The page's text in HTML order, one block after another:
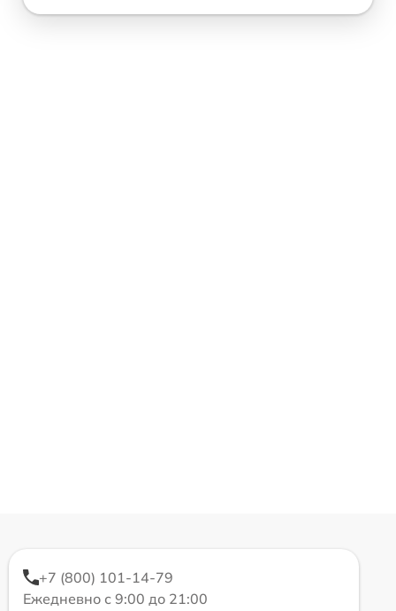
+7 (800) 101-14-79
Ежедневно с 9:00 до 21:00